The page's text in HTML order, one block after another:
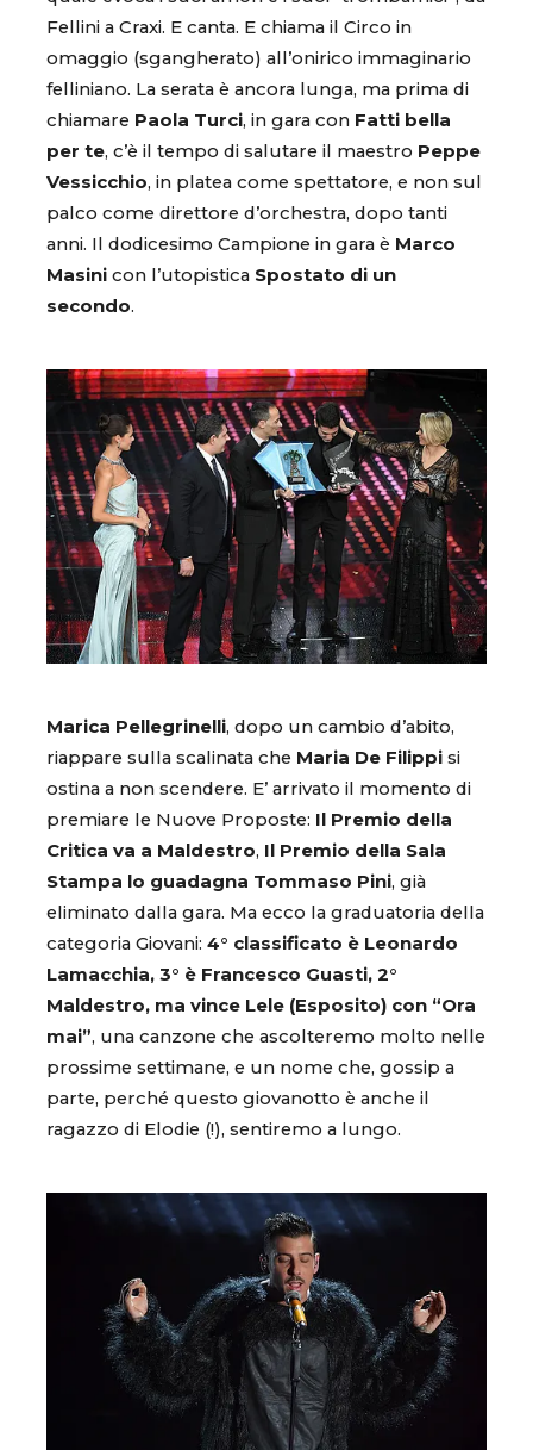
Fellini a Craxi. E canta. E chiama il Circo in
omaggio (sgangherato) all’onirico immaginario
felliniano. La serata è ancora lunga, ma prima di
chiamare Paola Turci, in gara con Fatti bella
per te, c’è il tempo di salutare il maestro Peppe
Vessicchio, in platea come spettatore, e non sul
palco come direttore d’orchestra, dopo tanti
anni. Il dodicesimo Campione in gara è Marco
Masini con l’utopistica Spostato di un
secondo.
Marica Pellegrinelli, dopo un cambio d’abito,
riappare sulla scalinata che Maria De Filippi si
ostina a non scendere. E’ arrivato il momento di
premiare le Nuove Proposte: Il Premio della
Critica va a Maldestro, Il Premio della Sala
Stampa lo guadagna Tommaso Pini, già
eliminato dalla gara. Ma ecco la graduatoria della
categoria Giovani: 4° classificato è Leonardo
Lamacchia, 3° è Francesco Guasti, 2°
Maldestro, ma vince Lele (Esposito) con “Ora
mai”, una canzone che ascolteremo molto nelle
prossime settimane, e un nome che, gossip a
parte, perché questo giovanotto è anche il
ragazzo di Elodie (!), sentiremo a lungo.